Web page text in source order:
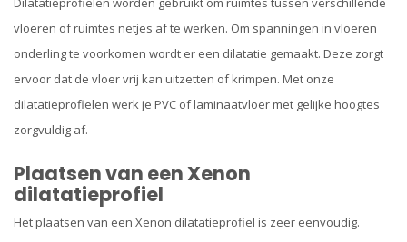
vloeren of ruimtes netjes af te werken. Om spanningen in vloeren
onderling te voorkomen wordt er een dilatatie gemaakt. Deze zorgt
ervoor dat de vloer vrij kan uitzetten of krimpen. Met onze
dilatatieprofielen werk je PVC of laminaatvloer met gelijke hoogtes
zorgvuldig af.
Plaatsen van een Xenon
dilatatieprofiel
Het plaatsen van een Xenon dilatatieprofiel is zeer eenvoudig.